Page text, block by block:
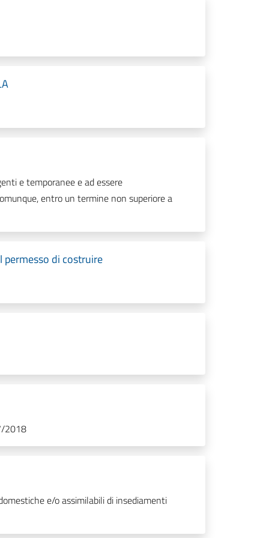
e temporanee e ad essere
entro un termine non superiore a
di costruire
2018
e/o assimilabili di insediamenti